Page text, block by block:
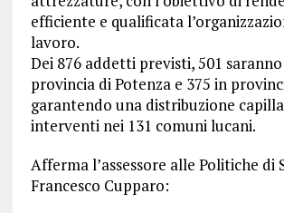
efficiente e qualificata
lavoro.
Dei 876 addetti previsti, 501
provincia di Potenza e 375 in
garantendo una distribuzione
interventi nei 131 comuni lucani.
Afferma l’assessore alle Politiche di
Francesco Cupparo: